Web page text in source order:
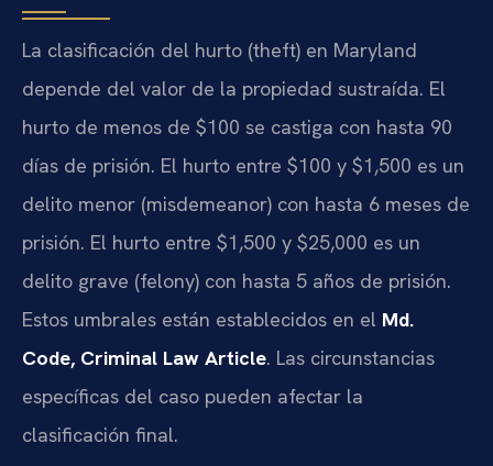
La clasificación del hurto (theft) en Maryland
depende del valor de la propiedad sustraída. El
hurto de menos de $100 se castiga con hasta 90
días de prisión. El hurto entre $100 y $1,500 es un
delito menor (misdemeanor) con hasta 6 meses de
prisión. El hurto entre $1,500 y $25,000 es un
delito grave (felony) con hasta 5 años de prisión.
Estos umbrales están establecidos en el Md.
Code, Criminal Law Article. Las circunstancias
específicas del caso pueden afectar la
clasificación final.